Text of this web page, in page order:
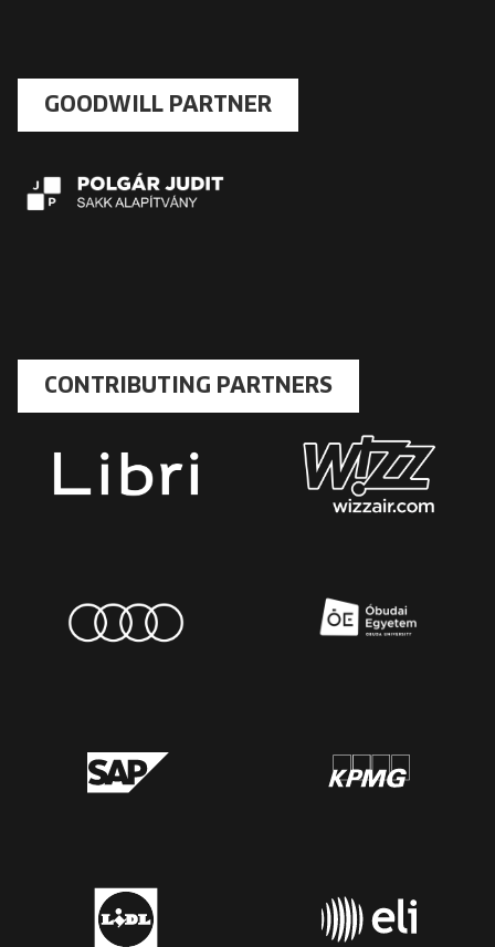
GOODWILL PARTNER
CONTRIBUTING PARTNERS